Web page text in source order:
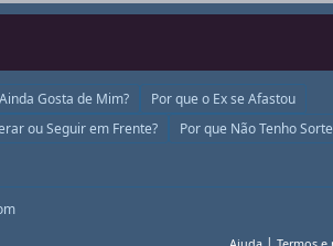
Gosta de Mim?
Por que o Ex se Afastou
ou Seguir em Frente?
Por que Não Tenho